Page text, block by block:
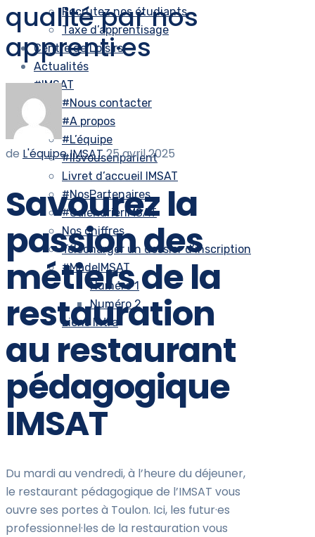
Recrutez nos étudiants
Taxe d’apprentisage
Centre de Loisirs
Actualités
#IMSAT
#Nous contacter
#A propos
#L’équipe
#Ilsvousenparlent
Livret d’accueil IMSAT
#NosPartenaires
#CalendrierIMSAT
Nos chiffres
Télécharger un dossier d’inscription
#MadeIMSAT
Numéro 1
Numéro 2
Liens Intra
qualité par nos
apprenti·es
de L'équipe IMSAT25 avril 2025
Savourez la
passion des
métiers de la
restauration
au restaurant
pédagogique
IMSAT
Du mardi au vendredi, à l’heure du déjeuner,
le restaurant pédagogique de l’IMSAT vous
ouvre ses portes à Toulon. Ici, les futur·es
professionnel·les de la restauration vous